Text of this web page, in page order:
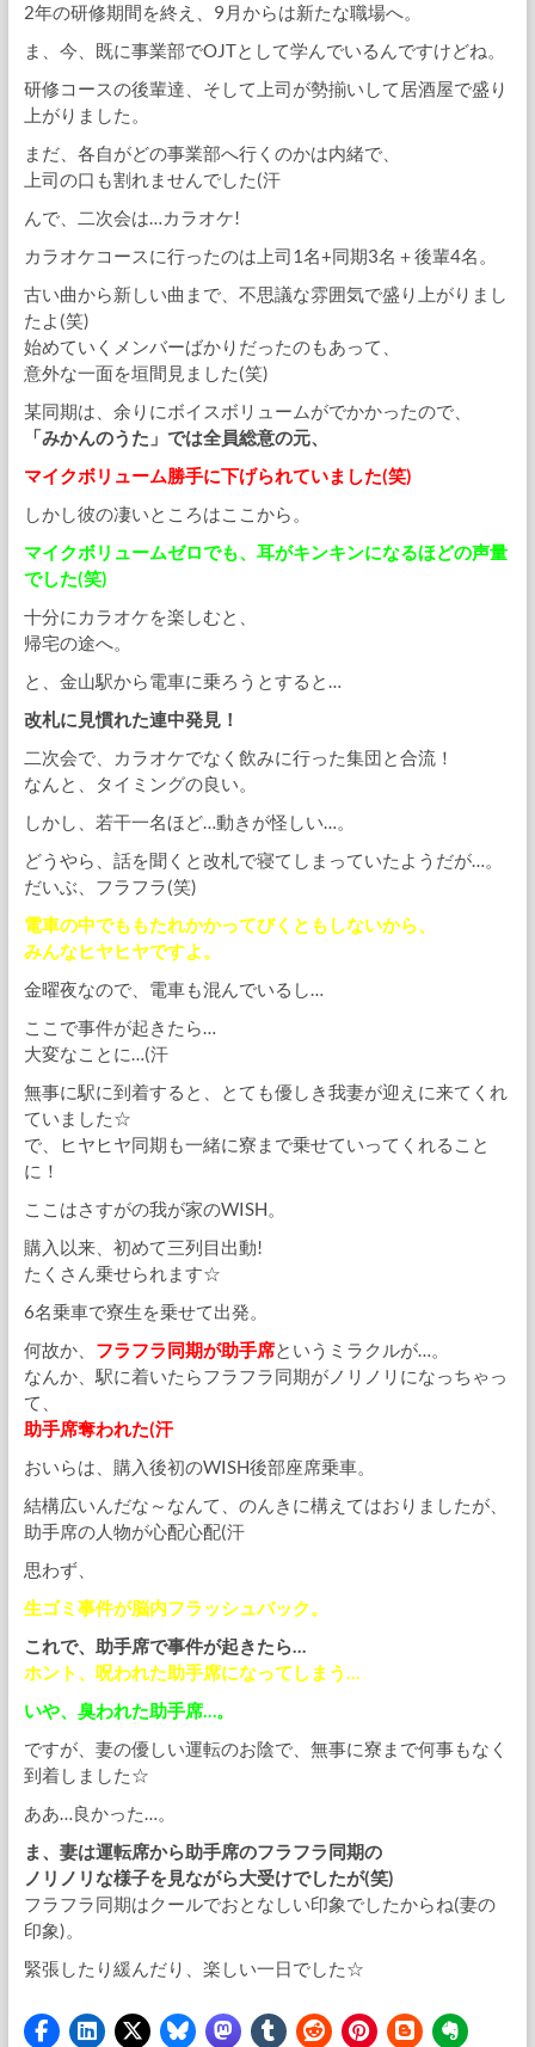
2年の研修期間を終え、9月からは新たな職場へ。
ま、今、既に事業部でOJTとして学んでいるんですけどね。
研修コースの後輩達、そして上司が勢揃いして居酒屋で盛り
上がりました。
まだ、各自がどの事業部へ行くのかは内緒で、
上司の口も割れませんでした(汗
んで、二次会は…カラオケ!
カラオケコースに行ったのは上司1名+同期3名＋後輩4名。
古い曲から新しい曲まで、不思議な雰囲気で盛り上がりまし
たよ(笑)
始めていくメンバーばかりだったのもあって、
意外な一面を垣間見ました(笑)
某同期は、余りにボイスボリュームがでかかったので、
「みかんのうた」では全員総意の元、
マイクボリューム勝手に下げられていました(笑)
しかし彼の凄いところはここから。
マイクボリュームゼロでも、耳がキンキンになるほどの声量
でした(笑)
十分にカラオケを楽しむと、
帰宅の途へ。
と、金山駅から電車に乗ろうとすると…
改札に見慣れた連中発見！
二次会で、カラオケでなく飲みに行った集団と合流！
なんと、タイミングの良い。
しかし、若干一名ほど…動きが怪しい…。
どうやら、話を聞くと改札で寝てしまっていたようだが…。
だいぶ、フラフラ(笑)
電車の中でももたれかかってびくともしないから、
みんなヒヤヒヤですよ。
金曜夜なので、電車も混んでいるし…
ここで事件が起きたら…
大変なことに…(汗
無事に駅に到着すると、とても優しき我妻が迎えに来てくれ
ていました☆
で、ヒヤヒヤ同期も一緒に寮まで乗せていってくれること
に！
ここはさすがの我が家のWISH。
購入以来、初めて三列目出動!
たくさん乗せられます☆
6名乗車で寮生を乗せて出発。
何故か、 フラフラ同期が助手席というミラクルが…。
なんか、駅に着いたらフラフラ同期がノリノリになっちゃっ
て、
助手席奪われた(汗
おいらは、購入後初のWISH後部座席乗車。
結構広いんだな～なんて、のんきに構えてはおりましたが、
助手席の人物が心配心配(汗
思わず、
生ゴミ事件が脳内フラッシュバック。
これで、助手席で事件が起きたら…
ホント、呪われた助手席になってしまう…
いや、臭われた助手席…。
ですが、妻の優しい運転のお陰で、無事に寮まで何事もなく
到着しました☆
ああ…良かった…。
ま、妻は運転席から助手席のフラフラ同期の
ノリノリな様子を見ながら大受けでしたが(笑)
フラフラ同期はクールでおとなしい印象でしたからね(妻の
印象)。
緊張したり緩んだり、楽しい一日でした☆